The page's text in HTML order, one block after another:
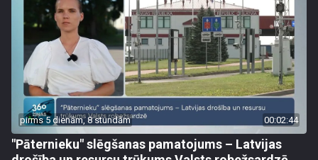
pirms 5 dienām, 8 stundām 00:02:44
"Pāternieku" slēgšanas pamatojums – Latvijas